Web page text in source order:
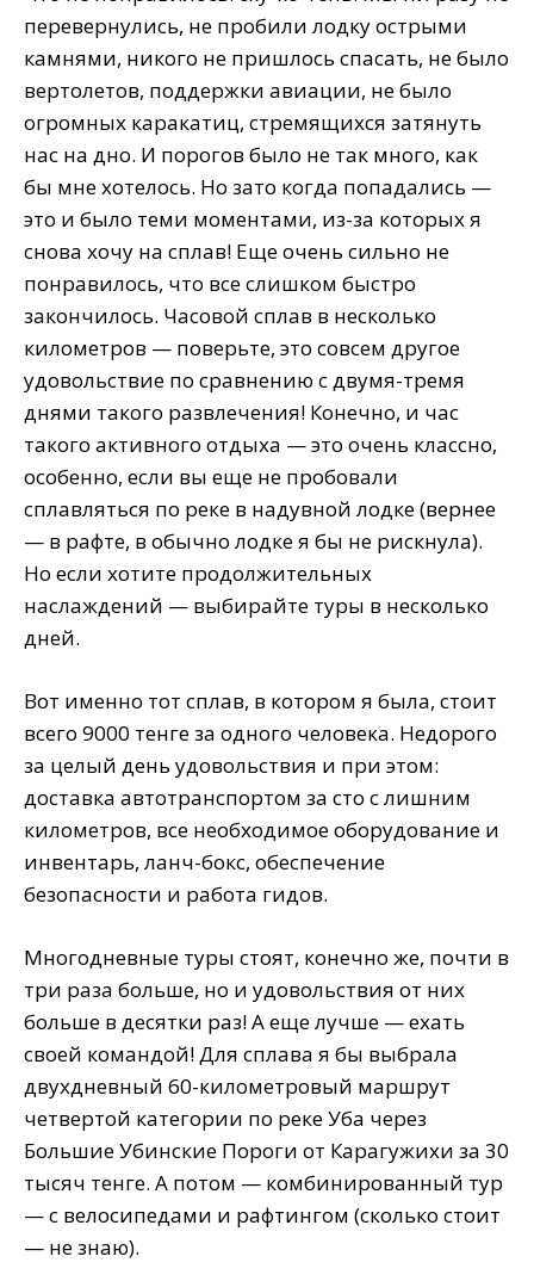
перевернулись, не пробили лодку острыми
камнями, никого не пришлось спасать, не было
вертолетов, поддержки авиации, не было
огромных каракатиц, стремящихся затянуть
нас на дно. И порогов было не так много, как
бы мне хотелось. Но зато когда попадались —
это и было теми моментами, из-за которых я
снова хочу на сплав! Еще очень сильно не
понравилось, что все слишком быстро
закончилось. Часовой сплав в несколько
километров — поверьте, это совсем другое
удовольствие по сравнению с двумя-тремя
днями такого развлечения! Конечно, и час
такого активного отдыха — это очень классно,
особенно, если вы еще не пробовали
сплавляться по реке в надувной лодке (вернее
— в рафте, в обычно лодке я бы не рискнула).
Но если хотите продолжительных
наслаждений — выбирайте туры в несколько
дней.
Вот именно тот сплав, в котором я была, стоит
всего 9000 тенге за одного человека. Недорого
за целый день удовольствия и при этом:
доставка автотранспортом за сто с лишним
километров, все необходимое оборудование и
инвентарь, ланч-бокс, обеспечение
безопасности и работа гидов.
Многодневные туры стоят, конечно же, почти в
три раза больше, но и удовольствия от них
больше в десятки раз! А еще лучше — ехать
своей командой! Для сплава я бы выбрала
двухдневный 60-километровый маршрут
четвертой категории по реке Уба через
Большие Убинские Пороги от Карагужихи за 30
тысяч тенге. А потом — комбинированный тур
— с велосипедами и рафтингом (сколько стоит
— не знаю).